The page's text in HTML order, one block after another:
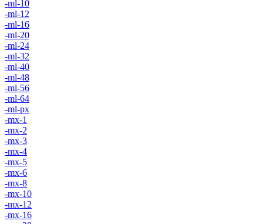
-ml-10
-ml-12
-ml-16
-ml-20
-ml-24
-ml-32
-ml-40
-ml-48
-ml-56
-ml-64
-ml-px
-mx-1
-mx-2
-mx-3
-mx-4
-mx-5
-mx-6
-mx-8
-mx-10
-mx-12
-mx-16